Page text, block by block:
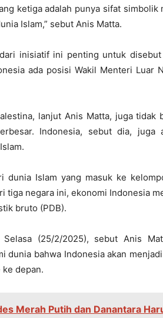
ketiga adalah punya sifat
Islam,” sebut Anis Matta.
inisiatif ini penting untuk
ada posisi Wakil Menteri Luar
lanjut Anis Matta, juga tidak
Indonesia, sebut dia, juga
dunia Islam yang masuk ke
tiga negara ini, ekonomi Indonesia
bruto (PDB).
(25/2/2025), sebut Anis
dunia bahwa Indonesia akan
depan.
Merah Putih dan Danantara